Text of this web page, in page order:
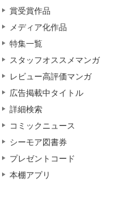
賞受賞作品
メディア化作品
特集一覧
スタッフオススメマンガ
レビュー高評価マンガ
広告掲載中タイトル
詳細検索
コミックニュース
シーモア図書券
プレゼントコード
本棚アプリ